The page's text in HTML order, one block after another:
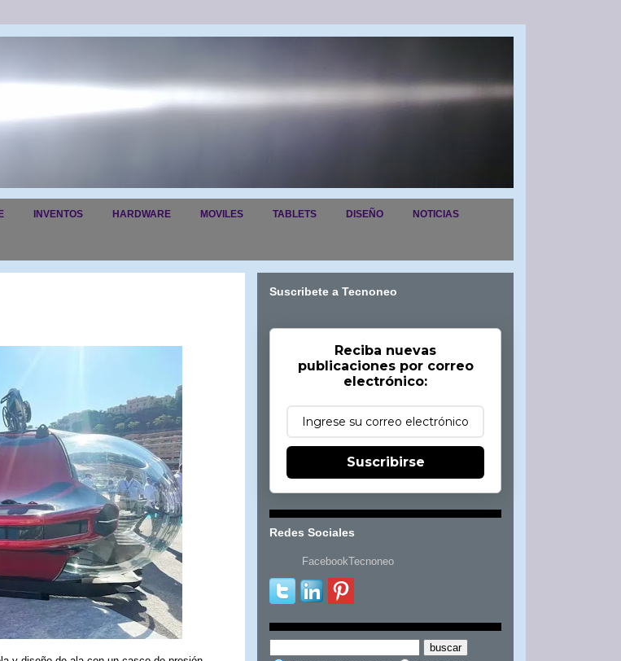
INVENTOS HARDWARE MOVILES TABLETS DISEÑO NOTICIAS
Suscribete a Tecnoneo
Reciba nuevas
publicaciones por correo
electrónico:
Suscribirse
Redes Sociales
FacebookTecnoneo